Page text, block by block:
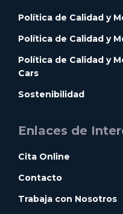
Política de Calidad y
Política de Calidad y
Política de Calidad y
Cars
Sostenibilidad
Enlaces de
Cita Online
Contacto
Trabaja con Nosotros